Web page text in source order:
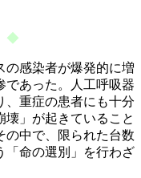
感染者が爆発的に増
であった。人工呼吸器
、重症の患者にも十分
壊」が起きていること
の中で、限られた台数
「命の選別」を行わざ